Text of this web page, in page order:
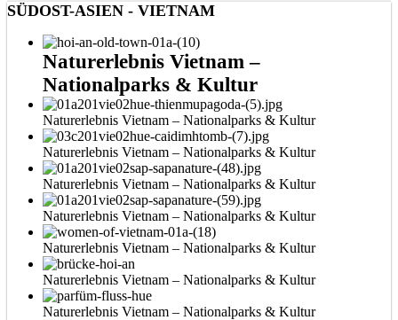
SÜDOST-ASIEN - VIETNAM
Naturerlebnis Vietnam –
Nationalparks & Kultur
Naturerlebnis Vietnam – Nationalparks & Kultur
Naturerlebnis Vietnam – Nationalparks & Kultur
Naturerlebnis Vietnam – Nationalparks & Kultur
Naturerlebnis Vietnam – Nationalparks & Kultur
Naturerlebnis Vietnam – Nationalparks & Kultur
Naturerlebnis Vietnam – Nationalparks & Kultur
Naturerlebnis Vietnam – Nationalparks & Kultur